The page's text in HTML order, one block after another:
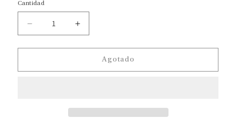
Cantidad
Reducir
cantidad
para
Aumentar
cantidad
para
Asediados
Agotado